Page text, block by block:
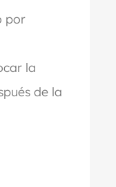
por
la
de la